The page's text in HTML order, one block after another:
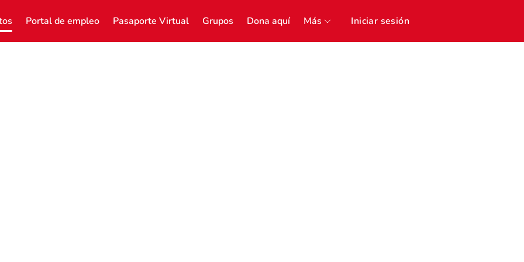
Portal de empleo Pasaporte Virtual Grupos Dona aquí Más Iniciar sesión